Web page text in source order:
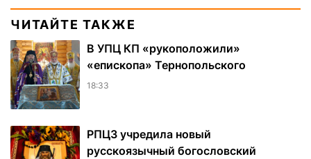
ЧИТАЙТЕ ТАКЖЕ
В УПЦ КП «рукоположили»
«епископа» Тернопольского
18:33
РПЦЗ учредила новый
русскоязычный богословский